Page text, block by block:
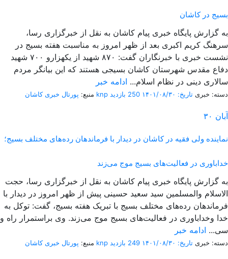
بسیج در کاشان
به گزارش پایگاه خبری پیام کاشان به نقل از خبرگزاری رسا،
سرهنگ کریم اکبری بعد از ظهر امروز به مناسبت هفته بسیج در
نشست خبری با خبرنگاران گفت: ۸۷۰ شهید از یکهزارو ۷۰۰ شهید
دفاع مقدس شهرستان کاشان بسیجی هستند که این بیانگر مردم
سالاری دینی در نظام اسلام... ادامه خبر
منبع: پورتال خبری كاشان knp دسته: خبری تاریخ: ۱۴۰۱/۰۸/۳۰ 250 بازدید
۳۰ آبان
نماینده ولی فقیه در کاشان در دیدار با فرماندهان رده‌های مختلف بسیج؛
خداباوری در فعالیت‌های بسیج موج می‌زند
به گزارش پایگاه خبری پیام کاشان به نقل از خبرگزاری رسا، حجت
الاسلام والمسلمین سید سعید حسینی پیش از ظهر امروز در دیدار با
فرماندهان رده‌های مختلف بسیج با تبریک هفته بسیج، گفت: توکل به
خدا وخداباوری در فعالیت‌های بسیج موج می‌زند. وی براستمرار راه و
سی... ادامه خبر
منبع: پورتال خبری كاشان knp دسته: خبری تاریخ: ۱۴۰۱/۰۸/۳۰ 249 بازدید